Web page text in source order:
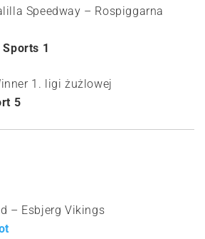
Speedway – Rospiggarna
Sports 1
1. ligi żużlowej
5
– Esbjerg Vikings